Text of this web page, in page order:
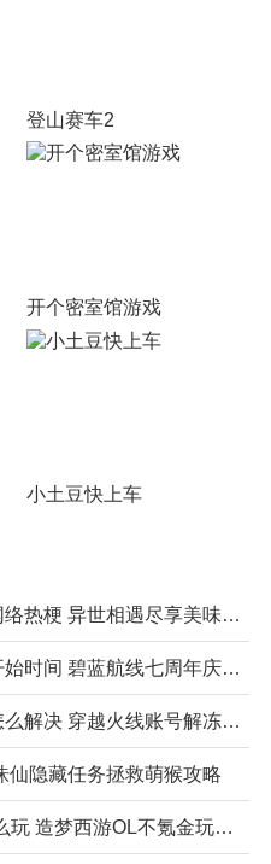
登山赛车2
开个密室馆游戏
小土豆快上车
原神游戏中都有什么网络热梗 异世相遇尽享美味是什么梗
碧蓝航线游戏周年庆开始时间 碧蓝航线七周年庆具体日期详解
穿越火线账号被冻结怎么解决 穿越火线账号解冻方法大全
仙隐藏任务拯救萌猴攻略
造梦西游OL不氪金怎么玩 造梦西游OL不氪金玩法技巧分享